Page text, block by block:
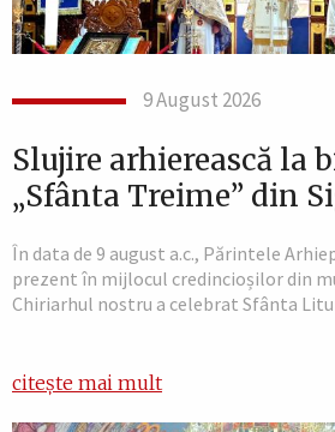
9 August 2026
Slujire arhierească la
„Sfânta Treime” din
În data de 9 august a.c., Părintele
prezent în mijlocul credincioșilor din
Chiriarhul nostru a celebrat Sfânta
citește mai mult